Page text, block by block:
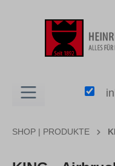
SHOP | PRODUKTE